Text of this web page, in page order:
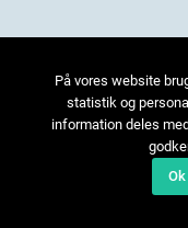
På vores website
statistik og
information deles
Ok